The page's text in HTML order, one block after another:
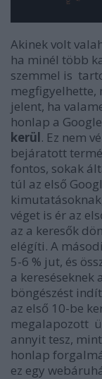
Akinek volt
ha minél több
szemmel is
megfigyelhette,
jelent, ha
honlap a
kerül. Ez nem
bejáratott
fontos, sokak
túl az első
véget is ér az
az a keresők
elégíti. A
5-6 % jut, és
a kereséseknek
böngészést
az első 10-be
megalapozott
annyit tesz,
honlap
ez egy